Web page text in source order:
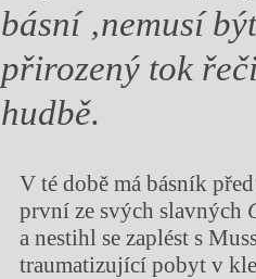
básní ‚nemusí
přirozený tok
hudbě.
V té době má básník
první ze svých slavných
a nestihl se zaplést s
traumatizující pobyt v